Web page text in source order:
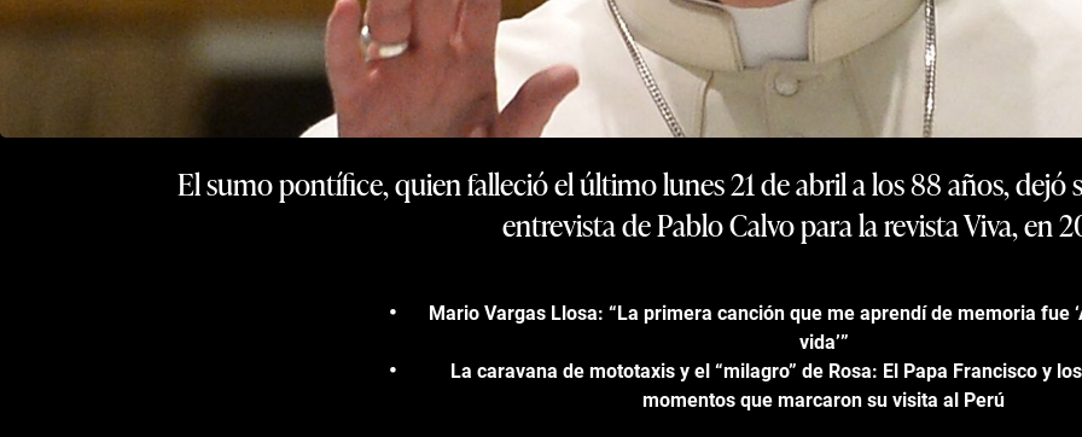
El sumo pontífice, quien falleció el último lunes 21 de abril a los 88 años,
entrevista de Pablo Calvo para la revista Viva, en
Mario Vargas Llosa: “La primera canción que me aprendí de memoria fue
vida’”
La caravana de mototaxis y el “milagro” de Rosa: El Papa Francisco y
momentos que marcaron su visita al Perú